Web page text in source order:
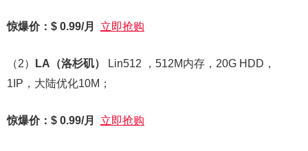
惊爆价：$ 0.99/月 立即抢购
（2） LA （洛杉矶）
Lin512 ，512M内存，20G HDD，
1IP，大陆优化10M；
惊爆价：$ 0.99/月 立即抢购